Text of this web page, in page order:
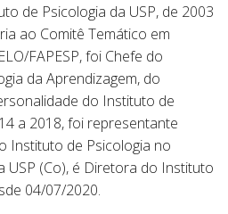
de Psicologia da USP, de 2003
ao Comitê Temático em
FAPESP, foi Chefe do
da Aprendizagem, do
do Instituto de
a 2018, foi representante
Instituto de Psicologia no
USP (Co), é Diretora do Instituto
04/07/2020.